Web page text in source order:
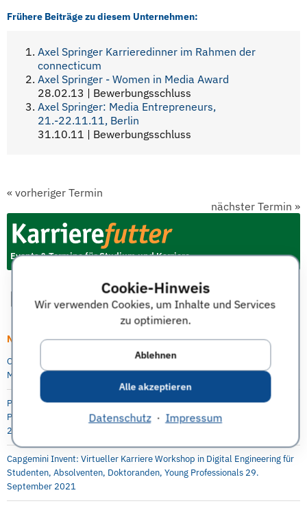
Cookie-Hinweis
Wir verwenden Cookies, um Inhalte und Services
zu optimieren.
Ablehnen
Alle akzeptieren
Datenschutz· Impressum
Frühere Beiträge zu diesem Unternehmen:
Axel Springer Karrieredinner im Rahmen der
connecticum
Axel Springer - Women in Media Award
28.02.13 | Bewerbungsschluss
Axel Springer: Media Entrepreneurs,
21.-22.11.11, Berlin
31.10.11 | Bewerbungsschluss
« vorheriger Termin
nächster Termin »
Events & Termine für Studium und Karriere
Neueste Artikel
Online Info-Session: Digitale Transformation als berufsintegrierter
Masterstudiengang an der Berlin Professional School (HWR Berlin)
P&G Future Female Leaders Event für Studentinnen und Absolventinnen –
Praktika, Abschlussarbeit und Direkteinstieg möglich, 5.-6. Oktober
2021, online
Capgemini Invent: Virtueller Karriere Workshop in Digital Engineering für
Studenten, Absolventen, Doktoranden, Young Professionals 29.
September 2021